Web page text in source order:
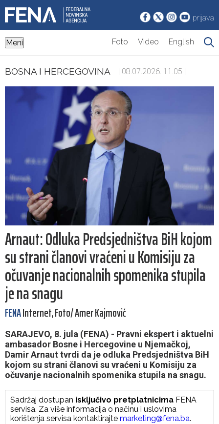
prijava
Meni Foto Video English
BOSNA I HERCEGOVINA | 08.07.2026. 11:05 |
Arnaut: Odluka Predsjedništva BiH kojom
su strani članovi vraćeni u Komisiju za
očuvanje nacionalnih spomenika stupila
je na snagu
FENAInternet, Foto/ Amer Kajmović
SARAJEVO, 8. jula (FENA) - Pravni ekspert i aktuelni
ambasador Bosne i Hercegovine u Njemačkoj,
Damir Arnaut tvrdi da je odluka Predsjedništva BiH
kojom su strani članovi su vraćeni u Komisiju za
očuvanje nacionalnih spomenika stupila na snagu.
Sadržaj dostupan isključivo pretplatnicima FENA
servisa. Za više informacija o načinu i uslovima
korištenja servisa kontaktirajte marketing@fena.ba.